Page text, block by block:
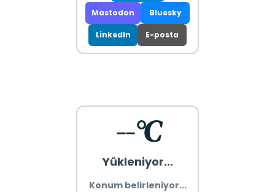
Mastodon Bluesky
LinkedIn E-posta
--°C
Yükleniyor...
Konum belirleniyor...